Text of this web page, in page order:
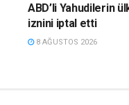
ABD’li Yahudilerin
iznini iptal etti
8 AĞUSTOS 2026